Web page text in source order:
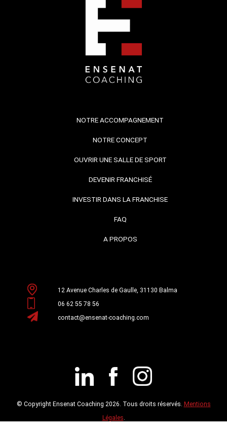
NOTRE ACCOMPAGNEMENT
NOTRE CONCEPT
OUVRIR UNE SALLE DE SPORT
DEVENIR FRANCHISÉ
INVESTIR DANS LA FRANCHISE
FAQ
A PROPOS
12 Avenue Charles de Gaulle, 31130 Balma
06 62 55 78 56
contact@ensenat-coaching.com
© Copyright Ensenat Coaching 2026. Tous droits réservés. Mentions
Légales